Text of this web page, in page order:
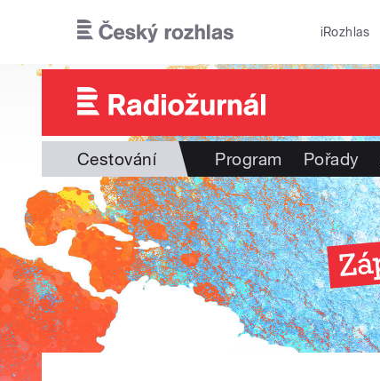
iRozhlas
Cestování Program Pořady